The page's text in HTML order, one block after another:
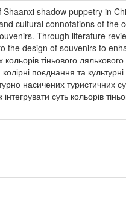
shadow puppetry in
cultural connotations of
Through literature
design of souvenirs to
тіньового
поєднання та
насичених туристичних
суть кольорів